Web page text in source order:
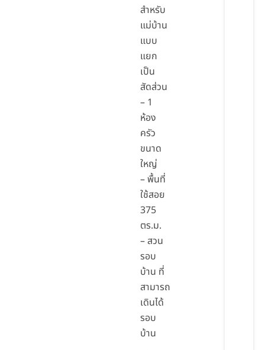
สำหรับ
แม่บ้าน
แบบ
แยก
เป็น
สัดส่วน
– 1
ห้อง
ครัว
ขนาด
ใหญ่
– พื้นที่
ใช้สอย
375
ตร.ม.
– สวน
รอบ
บ้าน ที่
สามารถ
เดินได้
รอบ
บ้าน